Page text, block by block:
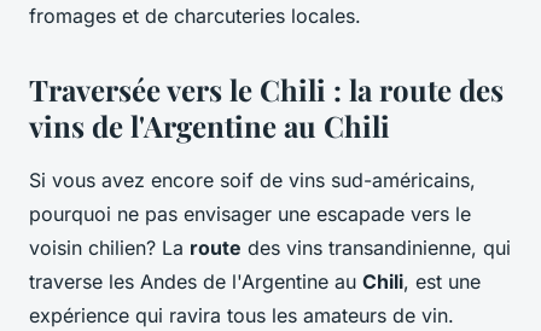
fromages et de charcuteries locales.
Traversée vers le Chili : la route des
vins de l'Argentine au Chili
Si vous avez encore soif de vins sud-américains,
pourquoi ne pas envisager une escapade vers le
voisin chilien? La route des vins transandinienne, qui
traverse les Andes de l'Argentine au Chili, est une
expérience qui ravira tous les amateurs de vin.